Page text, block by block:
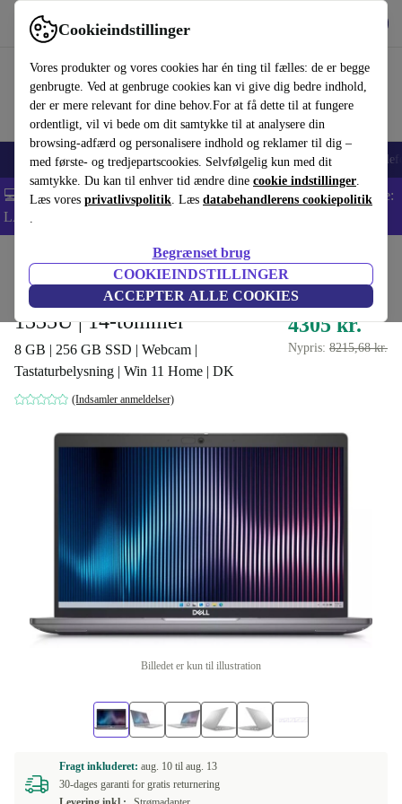
Cookieindstillinger
Vores produkter og vores cookies har én ting til fælles: de er begge
genbrugte. Ved at genbruge cookies kan vi give dig bedre indhold,
der er mere relevant for dine behov.For at få dette til at fungere
ordentligt, vil vi bede om dit samtykke til at analysere din
browsing-adfærd og personalisere indhold og reklamer til dig –
med første- og tredjepartscookies. Selvfølgelig kun med dit
samtykke. Du kan til enhver tid ændre dine cookie indstillinger.
Læs vores privatlivspolitik. Læs databehandlerens cookiepolitik
.
Begrænset brug
COOKIEINDSTILLINGER
ACCEPTER ALLE COOKIES
Brug refurbed hurtigt og nemt
Smartphones Bærbare Tablets Smartwatches Tilbehør
💻 Ekstra 5% rabat på alle MacBooks og bærbare computere - Kode:
LAPTOP5 -
Bærbare computere Dell, bærbare computere
Dell Latitude 5440 | i5-
1335U | 14-tommer
8 GB | 256 GB SSD | Webcam |
Tastaturbelysning | Win 11 Home | DK
(Indsamler anmeldelser)
4305 kr.
Nypris: 8215,68 kr.
Billedet er kun til illustration
Fragt inkluderet: aug. 10 til aug. 13
30-dages garanti for gratis returnering